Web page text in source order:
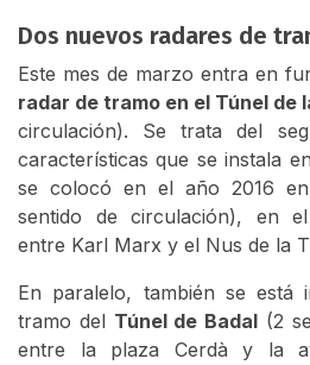
Dos nuevos radares de
Este mes de marzo entra en
radar de tramo en el Túnel de
circulación). Se trata del
características que se instala
se colocó en el año 2016
sentido de circulación), en
entre Karl Marx y el Nus de la
En paralelo, también se está
tramo del Túnel de Badal (2
entre la plaza Cerdà y la